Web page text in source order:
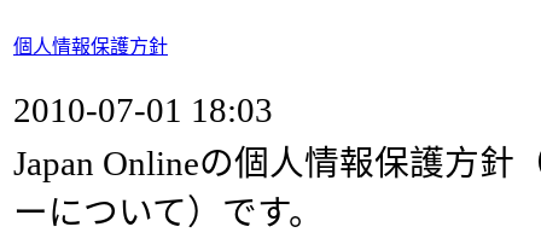
個人情報保護方針
2010-07-01 18:03
Japan Onlineの個人情報保護方針
ーについて）です。